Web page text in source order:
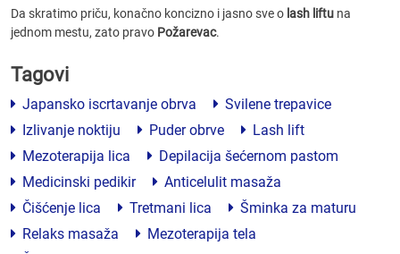
Da skratimo priču, konačno koncizno i jasno sve o lash liftu na
jednom mestu, zato pravo Požarevac.
Tagovi
Japansko iscrtavanje obrva
Svilene trepavice
Izlivanje noktiju
Puder obrve
Lash lift
Mezoterapija lica
Depilacija šećernom pastom
Medicinski pedikir
Anticelulit masaža
Čišćenje lica
Tretmani lica
Šminka za maturu
Relaks masaža
Mezoterapija tela